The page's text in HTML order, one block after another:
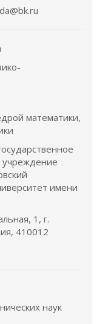
математики,
имени
1, г.
410012
наук